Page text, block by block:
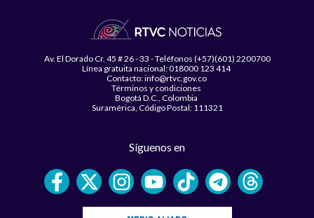
Av. El Dorado Cr. 45 # 26 - 33 - Teléfonos (+57)(601) 2200700
Línea gratuita nacional: 018000 123 414
Contacto: info@rtvc.gov.co
Términos y condiciones
Bogotá D.C., Colombia
Suramérica, Código Postal: 111321
Síguenos en